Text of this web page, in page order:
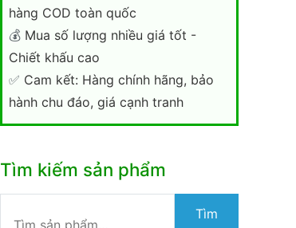
hàng COD toàn quốc
💰 Mua số lượng nhiều giá tốt -
Chiết khấu cao
✅ Cam kết: Hàng chính hãng, bảo
hành chu đáo, giá cạnh tranh
Tìm kiếm sản phẩm
Tìm